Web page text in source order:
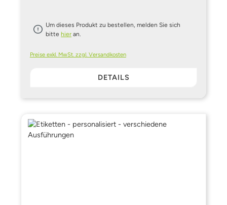
Um dieses Produkt zu bestellen, melden Sie sich
bittehier an.
Preise exkl. MwSt. zzgl. Versandkosten
DETAILS